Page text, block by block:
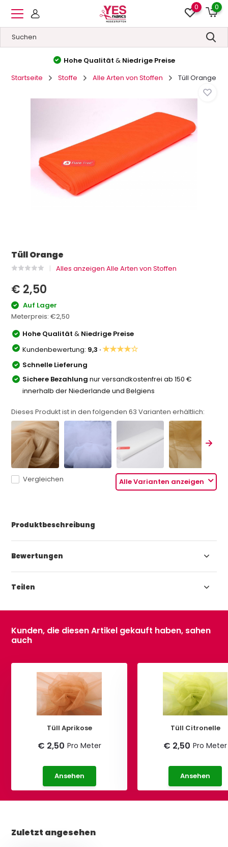
0 0
Hohe Qualität & Niedrige Preise
Startseite
Stoffe Alle Arten von Stoffen Tüll Orange
Tüll Orange
Alles anzeigen Alle Arten von Stoffen
€ 2,50
Auf Lager
Meterpreis:€2,50
Hohe Qualität& Niedrige Preise
Kundenbewertung: 9,3 ·★★★★☆
Schnelle Lieferung
Sichere Bezahlung nur versandkostenfrei ab 150 €
innerhalb der Niederlande und Belgiens
Dieses Produkt ist in den folgenden63 Varianten erhältlich:
Alle Varianten anzeigen
Vergleichen
Produktbeschreibung
Bewertungen
Teilen
Kunden, die diesen Artikel gekauft haben, sahen
auch
Tüll Aprikose
€ 2,50 Pro Meter
Ansehen
Tüll Citronelle
€ 2,50 Pro Meter
Ansehen
Zuletzt angesehen